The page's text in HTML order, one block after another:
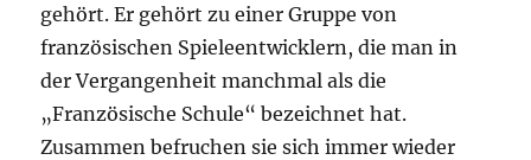
gehört. Er gehört zu einer Gruppe von
französischen Spieleentwicklern, die man in
der Vergangenheit manchmal als die
„Französische Schule“ bezeichnet hat.
Zusammen befruchen sie sich immer wieder